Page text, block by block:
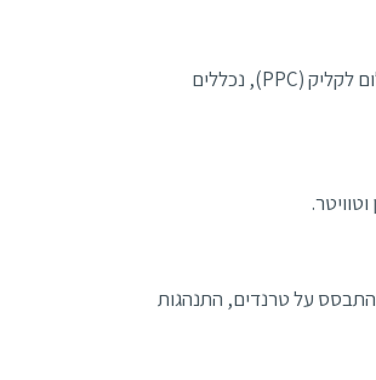
מאמצים בתשלום, כמו מודעות ברשתות חברתיות, פרסומות טלוויזיה וקמפיינים של תשלום לקליק (PPC), נכללים
על טרנדים, התנהגות